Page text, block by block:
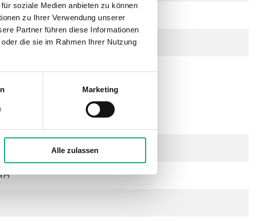
soziale Medien anbieten zu können
zu Ihrer Verwendung unserer
Partner führen diese Informationen
die sie im Rahmen Ihrer Nutzung
Marketing
Alle zulassen
V AC 50/60Hz / ), 0.8 VA